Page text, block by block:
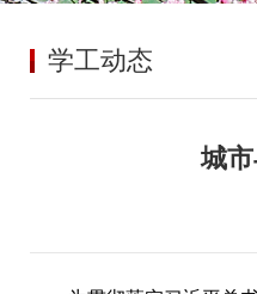
学工动态
城